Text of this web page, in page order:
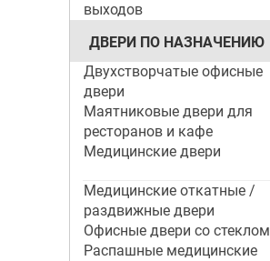
выходов
ДВЕРИ ПО НАЗНАЧЕНИЮ
Двухстворчатые офисные
двери
Маятниковые двери для
ресторанов и кафе
Медицинские двери
Медицинские откатные /
раздвижные двери
Офисные двери со стеклом
Распашные медицинские